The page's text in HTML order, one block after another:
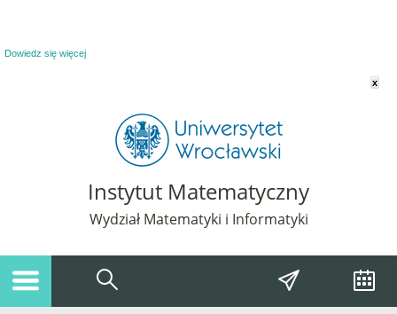
Dowiedz się więcej
x
Instytut Matematyczny
Wydział Matematyki i Informatyki